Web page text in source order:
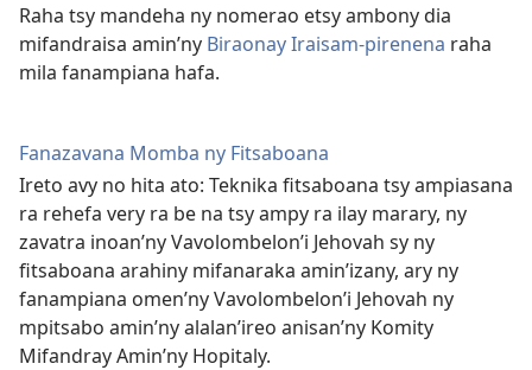
Raha tsy mandeha ny nomerao etsy ambony dia
mifandraisa amin’ny Biraonay Iraisam-pirenena raha
mila fanampiana hafa.
Fanazavana Momba ny Fitsaboana
Ireto avy no hita ato: Teknika fitsaboana tsy ampiasana
ra rehefa very ra be na tsy ampy ra ilay marary, ny
zavatra inoan’ny Vavolombelon’i Jehovah sy ny
fitsaboana arahiny mifanaraka amin’izany, ary ny
fanampiana omen’ny Vavolombelon’i Jehovah ny
mpitsabo amin’ny alalan’ireo anisan’ny Komity
Mifandray Amin’ny Hopitaly.